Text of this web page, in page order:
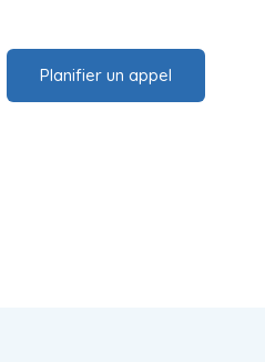
Planifier un appel